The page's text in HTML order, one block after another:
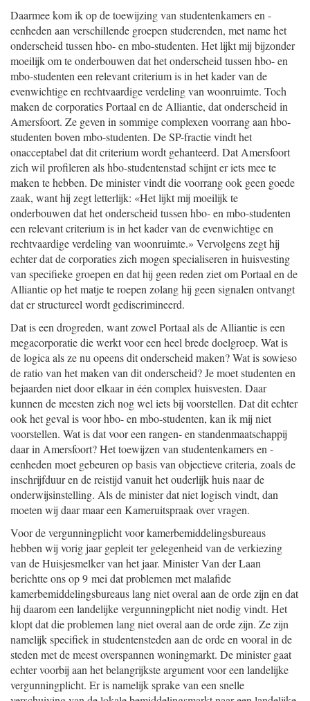
Daarmee kom ik op de toewijzing van studentenkamers en -
eenheden aan verschillende groepen studerenden, met name het
onderscheid tussen hbo- en mbo-studenten. Het lijkt mij bijzonder
moeilijk om te onderbouwen dat het onderscheid tussen hbo- en
mbo-studenten een relevant criterium is in het kader van de
evenwichtige en rechtvaardige verdeling van woonruimte. Toch
maken de corporaties Portaal en de Alliantie, dat onderscheid in
Amersfoort. Ze geven in sommige complexen voorrang aan hbo-
studenten boven mbo-studenten. De SP-fractie vindt het
onacceptabel dat dit criterium wordt gehanteerd. Dat Amersfoort
zich wil profileren als hbo-studentenstad schijnt er iets mee te
maken te hebben. De minister vindt die voorrang ook geen goede
zaak, want hij zegt letterlijk: «Het lijkt mij moeilijk te
onderbouwen dat het onderscheid tussen hbo- en mbo-studenten
een relevant criterium is in het kader van de evenwichtige en
rechtvaardige verdeling van woonruimte.» Vervolgens zegt hij
echter dat de corporaties zich mogen specialiseren in huisvesting
van specifieke groepen en dat hij geen reden ziet om Portaal en de
Alliantie op het matje te roepen zolang hij geen signalen ontvangt
dat er structureel wordt gediscrimineerd.
Dat is een drogreden, want zowel Portaal als de Alliantie is een
megacorporatie die werkt voor een heel brede doelgroep. Wat is
de logica als ze nu opeens dit onderscheid maken? Wat is sowieso
de ratio van het maken van dit onderscheid? Je moet studenten en
bejaarden niet door elkaar in één complex huisvesten. Daar
kunnen de meesten zich nog wel iets bij voorstellen. Dat dit echter
ook het geval is voor hbo- en mbo-studenten, kan ik mij niet
voorstellen. Wat is dat voor een rangen- en standenmaatschappij
daar in Amersfoort? Het toewijzen van studentenkamers en -
eenheden moet gebeuren op basis van objectieve criteria, zoals de
inschrijfduur en de reistijd vanuit het ouderlijk huis naar de
onderwijsinstelling. Als de minister dat niet logisch vindt, dan
moeten wij daar maar een Kameruitspraak over vragen.
Voor de vergunningplicht voor kamerbemiddelingsbureaus
hebben wij vorig jaar gepleit ter gelegenheid van de verkiezing
van de Huisjesmelker van het jaar. Minister Van der Laan
berichtte ons op 9 mei dat problemen met malafide
kamerbemiddelingsbureaus lang niet overal aan de orde zijn en dat
hij daarom een landelijke vergunningplicht niet nodig vindt. Het
klopt dat die problemen lang niet overal aan de orde zijn. Ze zijn
namelijk specifiek in studentensteden aan de orde en vooral in de
steden met de meest overspannen woningmarkt. De minister gaat
echter voorbij aan het belangrijkste argument voor een landelijke
vergunningplicht. Er is namelijk sprake van een snelle